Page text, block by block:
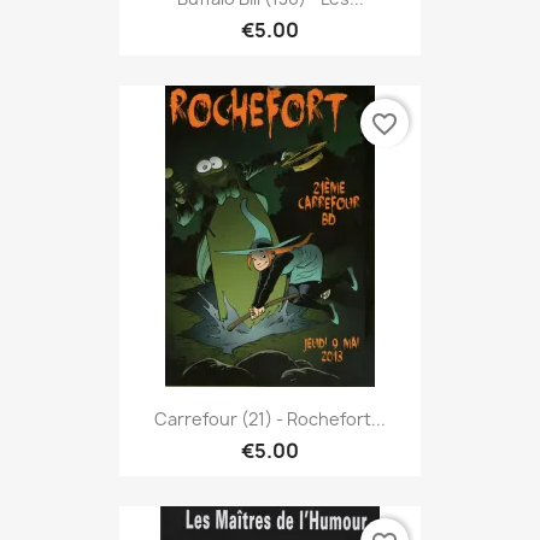
€5.00
Carrefour (21) - Rochefort...
€5.00
favorite_border